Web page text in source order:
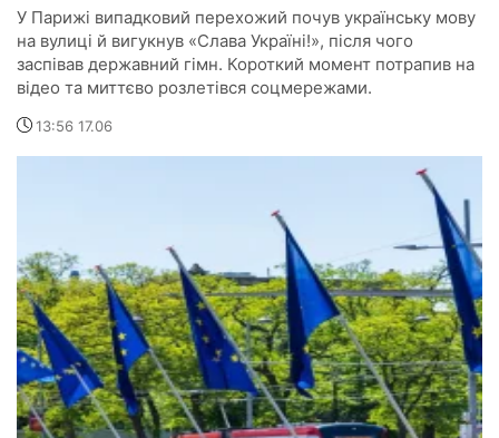
У Парижі випадковий перехожий почув українську мову
на вулиці й вигукнув «Слава Україні!», після чого
заспівав державний гімн. Короткий момент потрапив на
відео та миттєво розлетівся соцмережами.
13:56 17.06